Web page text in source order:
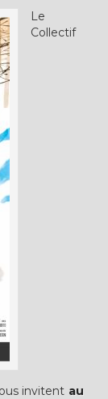
Le
Collectif
invitent au